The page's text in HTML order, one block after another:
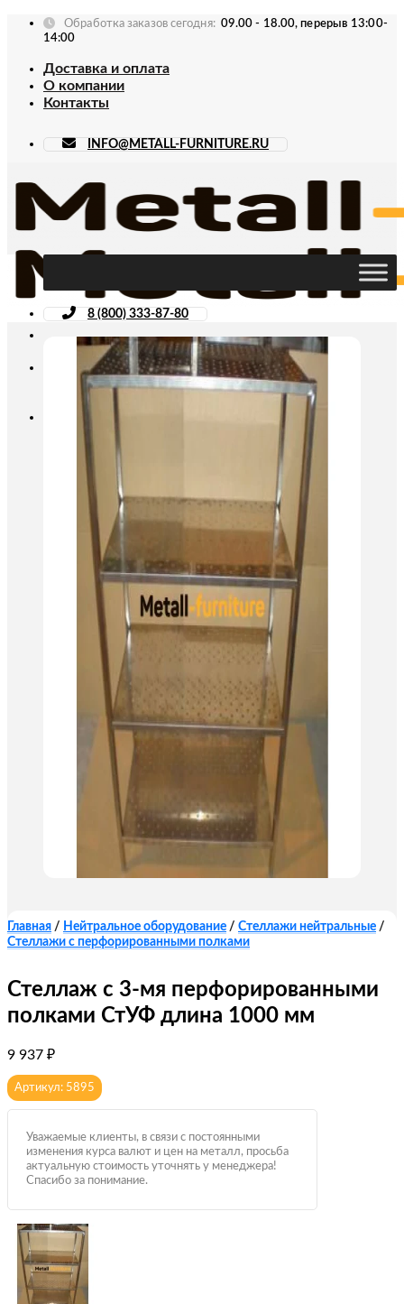
Skip
Обработка заказов сегодня: 09.00 - 18.00, перерыв 13:00-
14:00
Доставка и оплата
О компании
Контакты
INFO@METALL-FURNITURE.RU
Искать:
8 (800) 333-87-80
Главная / Нейтральное оборудование / Стеллажи нейтральные /
Стеллажи с перфорированными полками
Стеллаж с 3-мя перфорированными
полками СтУФ длина 1000 мм
9 937 ₽
Артикул: 5895
Уважаемые клиенты, в связи с постоянными
изменения курса валют и цен на металл, просьба
актуальную стоимость уточнять у менеджера!
Спасибо за понимание.